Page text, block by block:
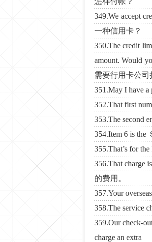
349.We accept
一种信用卡？
350.The credit
amount. Would
需要行用卡公司
351.May I have
352.That first
353.The second
354.Item 6 is the
355.That’s for
356.That charge
的费用。
357.Your
358.The service
359.Our check-
charge an extra